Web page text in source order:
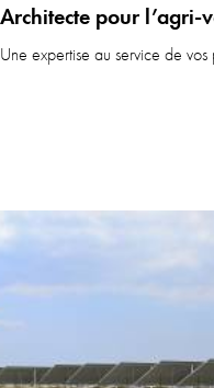
Architecte pour l’agri-
Une expertise au service de vos